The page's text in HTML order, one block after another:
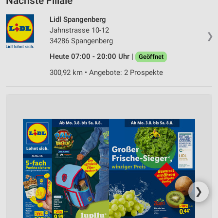
❯
Lidl Spangenberg
Jahnstrasse 10-12
34286 Spangenberg
Heute 07:00 - 20:00 Uhr |
Geöffnet
300,92 km • Angebote: 2 Prospekte
❯